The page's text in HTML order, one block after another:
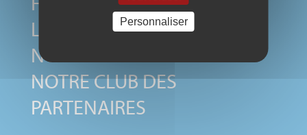
LE LABEL
NOS SOUTIENS
NOTRE CLUB DES
PARTENAIRES
Personnaliser